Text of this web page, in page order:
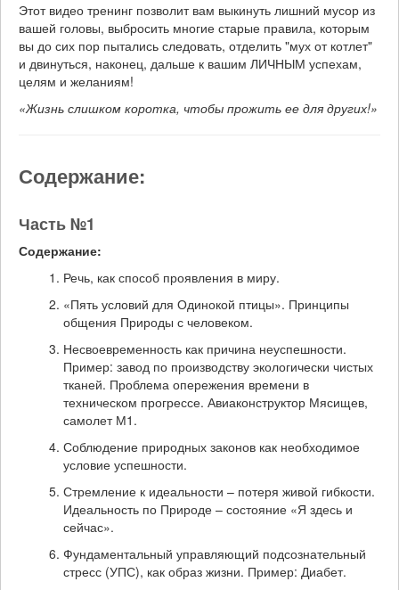
Этот видео тренинг позволит вам выкинуть лишний мусор из
вашей головы, выбросить многие старые правила, которым
вы до сих пор пытались следовать, отделить "мух от котлет"
и двинуться, наконец, дальше к вашим ЛИЧНЫМ успехам,
целям и желаниям!
«Жизнь слишком коротка, чтобы прожить ее для других!»
Содержание:
Часть №1
Содержание:
Речь, как способ проявления в миру.
«Пять условий для Одинокой птицы». Принципы
общения Природы с человеком.
Несвоевременность как причина неуспешности.
Пример: завод по производству экологически чистых
тканей. Проблема опережения времени в
техническом прогрессе. Авиаконструктор Мясищев,
самолет М1.
Соблюдение природных законов как необходимое
условие успешности.
Стремление к идеальности – потеря живой гибкости.
Идеальность по Природе – состояние «Я здесь и
сейчас».
Фундаментальный управляющий подсознательный
стресс (УПС), как образ жизни. Пример: Диабет.